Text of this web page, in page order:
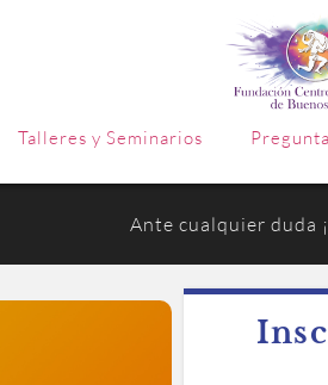
Talleres y Seminarios
Ante cualquier duda